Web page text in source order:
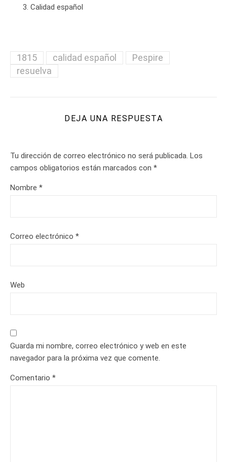
Calidad español
1815 calidad español
Pespire
resuelva
DEJA UNA RESPUESTA
Tu dirección de correo electrónico no será publicada. Los
campos obligatorios están marcados con *
Nombre *
Correo electrónico *
Web
Guarda mi nombre, correo electrónico y web en este
navegador para la próxima vez que comente.
Comentario *